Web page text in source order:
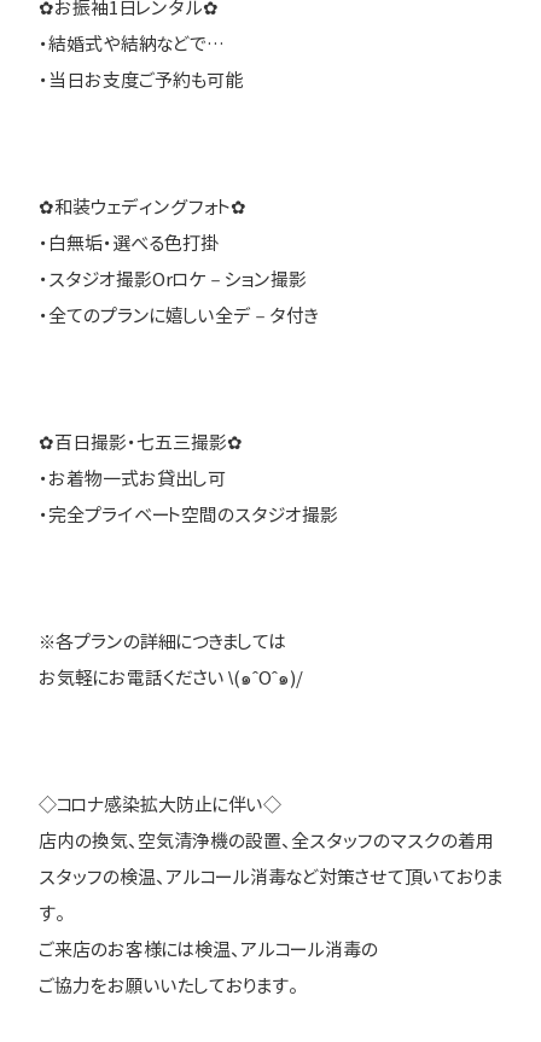
✿お振袖1日レンタル✿
・結婚式や結納などで…
・当日お支度ご予約も可能
✿和装ウェディングフォト✿
・白無垢・選べる色打掛
・スタジオ撮影Orロケ－ション撮影
・全てのプランに嬉しい全デ－タ付き
✿百日撮影・七五三撮影✿
・お着物一式お貸出し可
・完全プライベート空間のスタジオ撮影
※各プランの詳細につきましては
お気軽にお電話ください \(๑ˆOˆ๑)/
◇コロナ感染拡大防止に伴い◇
店内の換気、空気清浄機の設置、全スタッフのマスクの着用
スタッフの検温、アルコール消毒など対策させて頂いておりま
す。
ご来店のお客様には検温、アルコール消毒の
ご協力をお願いいたしております。